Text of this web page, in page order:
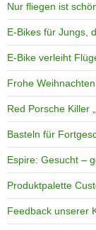
Nur fliegen ist
E-Bikes für Jungs,
E-Bike verleiht
Frohe
Red Porsche Killer
Basteln für
Espire: Gesucht –
Produktpalette
Feedback unserer